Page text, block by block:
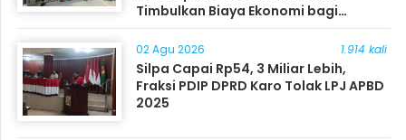
Timbulkan Biaya Ekonomi bagi
Masyarakat
02 Agu 2026 1.914 kali
Silpa Capai Rp54, 3 Miliar Lebih,
Fraksi PDIP DPRD Karo Tolak LPJ APBD
2025